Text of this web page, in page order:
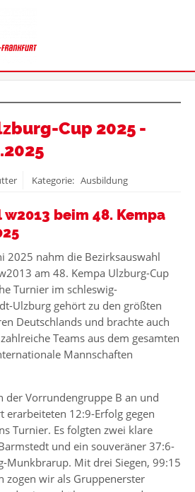
Cup 2025 -
Kategorie: Ausbildung
w2013 beim 48. Kempa
2025 nahm die Bezirksauswahl
am 48. Kempa Ulzburg-Cup
Turnier im schleswig-
Ulzburg gehört zu den größten
Deutschlands und brachte auch
Teams aus dem gesamten
Mannschaften
der Vorrundengruppe B an und
erarbeiteten 12:9-Erfolg gegen
Turnier. Es folgten zwei klare
und ein souveräner 37:6-
Munkbrarup. Mit drei Siegen, 99:15
zogen wir als Gruppenerster